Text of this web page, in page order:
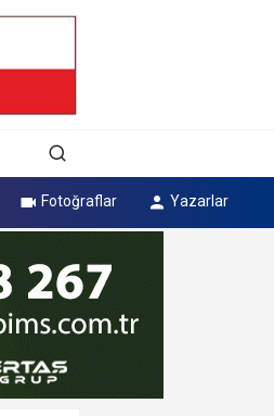
Fotoğraflar Yazarlar